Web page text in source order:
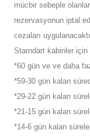
mücbir sebeple
rezervasyonun iptal
cezaları
Starndart kabinler
*60 gün ve ve daha
*59-30 gün kalan
*29-22 gün kalan
*21-15 gün kalan
*14-6 gün kalan